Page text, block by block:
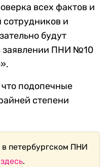
всех фактов и
сотрудников и
будут
заявлении ПНИ №10
подопечные
степени
в петербургском ПНИ
здесь.